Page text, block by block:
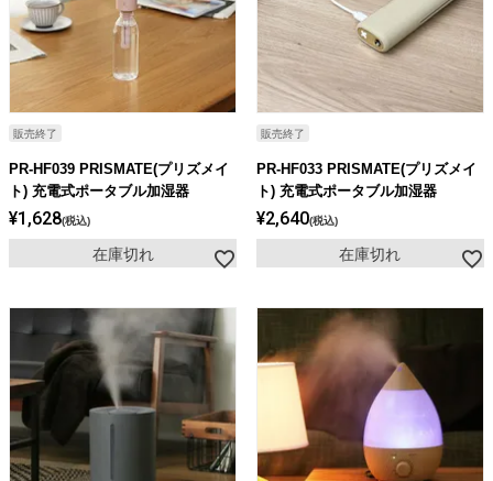
販売終了
PR-HF039 PRISMATE(プリズメイ
ト) 充電式ポータブル加湿器
¥1,628 税込
在庫切れ
販売終了
PR-HF033 PRISMATE(プリズメイ
ト) 充電式ポータブル加湿器
¥2,640 税込
在庫切れ